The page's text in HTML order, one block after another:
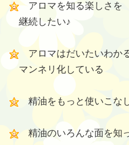
アロマを知る楽しさを
継続したい♪
アロマはだいたいわか
マンネリ化している
精油をもっと使いこな
精油のいろんな面を知